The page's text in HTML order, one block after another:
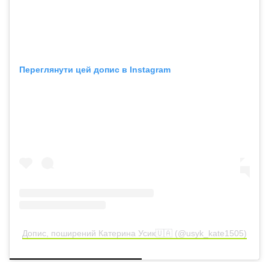
Переглянути цей допис в Instagram
Допис, поширений Катерина Усик🇺🇦 (@usyk_kate1505)